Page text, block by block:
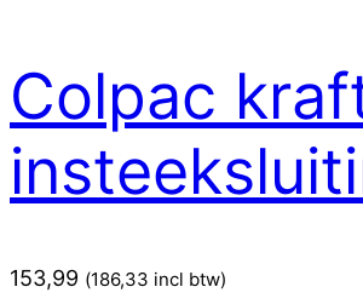
aantal
Colpac
153,99 (186,33 incl btw)